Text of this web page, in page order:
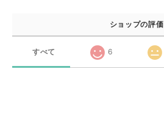
ショップの評価
すべて 6